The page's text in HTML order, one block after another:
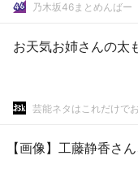
乃木坂46まとめんばー
お天気お姉さんの太
芸能ネタはこれだけで
【画像】工藤静香さ